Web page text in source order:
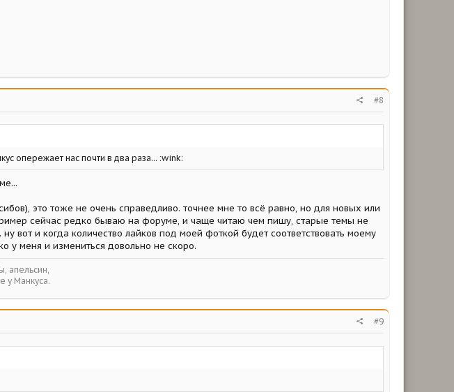
#8
опережает нас почти в два раза... :wink:
это тоже не очень справедливо. точнее мне то всё равно, но для новых или
сейчас редко бываю на форуме, и чаще читаю чем пишу, старые темы не
вот и когда количество лайков под моей фоткой будет соответствовать моему
у меня и измениться довольно не скоро.
апельсин,
у Манкуса.
#9